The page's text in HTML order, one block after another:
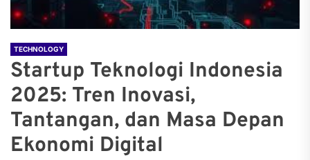
TECHNOLOGY
Startup Teknologi Indonesia
2025: Tren Inovasi,
Tantangan, dan Masa Depan
Ekonomi Digital